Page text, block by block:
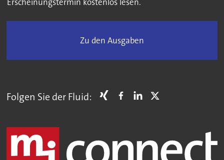
Zu den Ausgaben
Folgen Sie der Fluid: